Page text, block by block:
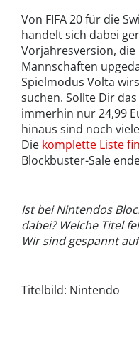
Von FIFA 20 für die
handelt sich dabei
Vorjahresversion,
Mannschaften
Spielmodus Volta
suchen. Sollte Dir
immerhin nur 24,99
hinaus sind noch
Die komplette Liste
Blockbuster-Sale
Ist bei Nintendos
dabei? Welche Titel
Wir sind gespannt
Titelbild: Nintendo